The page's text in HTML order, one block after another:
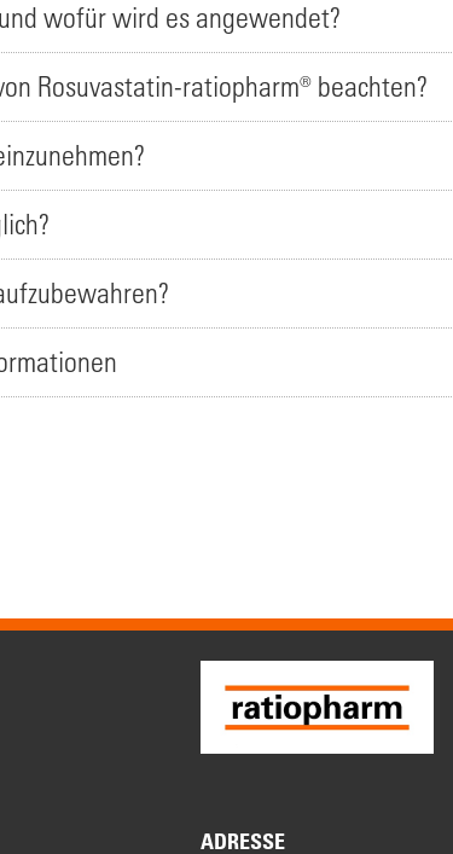
wofür wird es angewendet?
Rosuvastatin-ratiopharm® beachten?
ADRESSE